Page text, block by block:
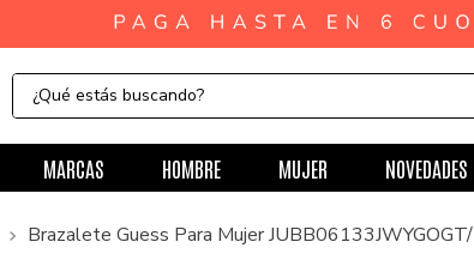
¿Qué estás buscando?
MARCAS HOMBRE MUJER NOVEDADES
Brazalete Guess Para Mujer